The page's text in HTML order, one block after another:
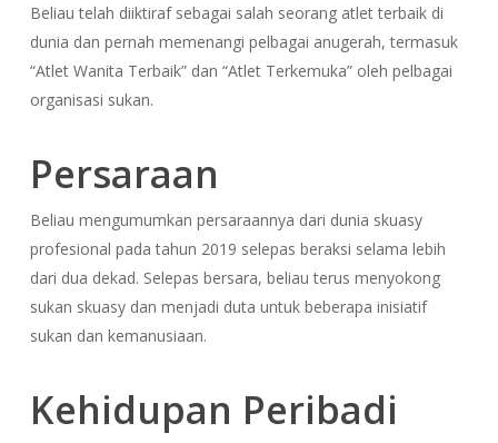
Beliau telah diiktiraf sebagai salah seorang atlet terbaik di
dunia dan pernah memenangi pelbagai anugerah, termasuk
“Atlet Wanita Terbaik” dan “Atlet Terkemuka” oleh pelbagai
organisasi sukan.
Persaraan
Beliau mengumumkan persaraannya dari dunia skuasy
profesional pada tahun 2019 selepas beraksi selama lebih
dari dua dekad. Selepas bersara, beliau terus menyokong
sukan skuasy dan menjadi duta untuk beberapa inisiatif
sukan dan kemanusiaan.
Kehidupan Peribadi